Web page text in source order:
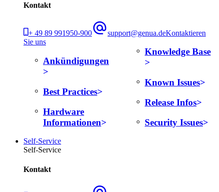
Kontakt
+ 49 89 991950-900 support@genua.deKontaktieren
Sie uns
Ankündigungen
Best Practices
Hardware
Informationen
Knowledge Base
Known Issues
Release Infos
Security Issues
Self-Service
Self-Service
Kontakt